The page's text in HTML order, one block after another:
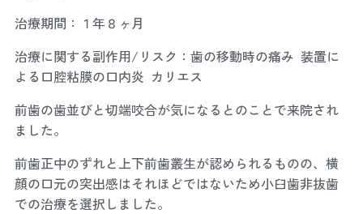
治療期間：１年８ヶ月
治療に関する副作用/リスク：歯の移動時の痛み 装置に
よる口腔粘膜の口内炎 カリエス
前歯の歯並びと切端咬合が気になるとのことで来院され
ました。
前歯正中のずれと上下前歯叢生が認められるものの、横
顔の口元の突出感はそれほどではないため小臼歯非抜歯
での治療を選択しました。